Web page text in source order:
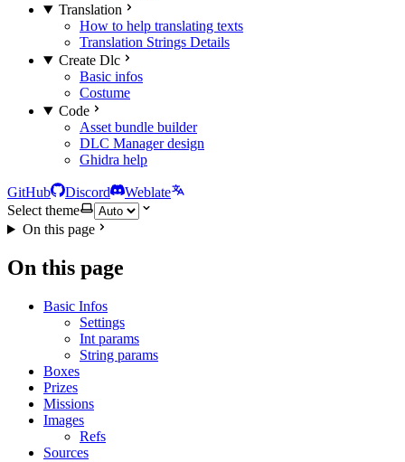
Translation
How to help translating texts
Translation Strings Details
Create Dlc
Basic infos
Costume
Code
Asset bundle builder
DLC Manager design
Ghidra help
GitHub Discord
Weblate
Select theme
On this page
On this page
Basic Infos
Settings
Int params
String params
Boxes
Prizes
Missions
Images
Refs
Sources